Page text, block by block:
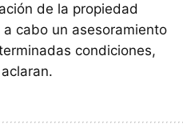
de la propiedad
cabo un asesoramiento
condiciones,